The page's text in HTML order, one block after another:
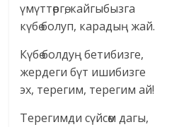
үмүттөргө, кайгыбызга
күбө болуп, карадың жай.
Күбө болдуң бетибизге,
жердеги бүт ишибизге
эх, терегим, терегим ай!
Терегимди сүйсөм дагы,